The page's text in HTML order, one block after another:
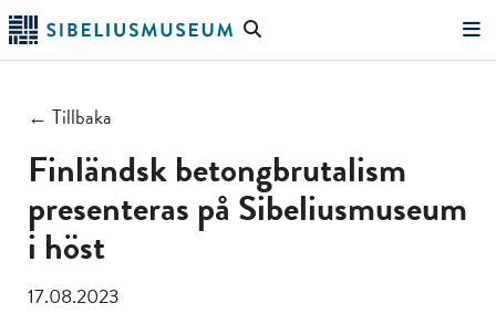
Hoppa
till
huvudinnehållet
Sök
← Tillbaka
Finländsk betongbrutalism
presenteras på Sibeliusmuseum
i höst
17.08.2023